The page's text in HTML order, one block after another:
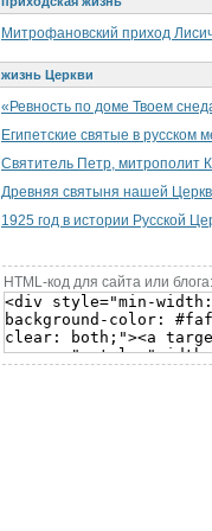
Митрофановский приход
жизнь Церкви
«Ревность по доме Твоем
Египетские святые в русском
Святитель Петр, митрополит
Древняя святыня нашей
1925 год в истории Русской
HTML-код для сайта или блога: